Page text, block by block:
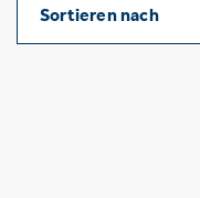
Sortieren nach